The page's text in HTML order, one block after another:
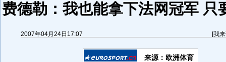
费德勒：我也能拿下法网冠军 只
2007年04月24日17:07 [我
来源：欧洲体育